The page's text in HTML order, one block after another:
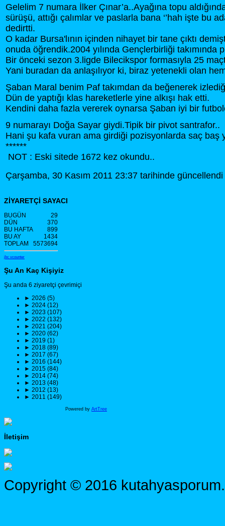
Gelelim 7 numara İlker Çınar’a..Ayağına topu
sürüşü, attığı çalımlar ve paslarla bana ‘’hah işte bu
dedirtti.
O kadar Bursa'lının içinden nihayet bir tane çıktı
onuda öğrendik.2004 yılında Gençlerbirliği takımında
Bir önceki sezon 3.ligde Bilecikspor formasıyla 25
Yani buradan da anlaşılıyor ki, biraz yetenekli olan
Şaban Maral benim Paf takımdan da beğenerek
Dün de yaptığı klas hareketlerle yine alkışı hak etti.
Kendini daha fazla vererek oynarsa Şaban iyi bir
9 numarayı Doğa Sayar giydi.Tipik bir pivot santrafor..
Hani şu kafa vuran ama girdiği pozisyonlarda saç baş
******
NOT : Eski sitede 1672 kez okundu..
Çarşamba, 30 Kasım 2011 23:37 tarihinde güncellendi
ZİYARETÇİ SAYACI
BUGÜN
29
DÜN
370
BU HAFTA
899
BU AY
1434
TOPLAM
5573694
jbc vcounter
Şu An Kaç Kişiyiz
Şu anda 6 ziyaretçi çevrimiçi
► 2026 (5)
► 2024 (12)
► 2023 (107)
► 2022 (132)
► 2021 (204)
► 2020 (62)
► 2019 (1)
► 2018 (89)
► 2017 (67)
► 2016 (144)
► 2015 (84)
► 2014 (74)
► 2013 (48)
► 2012 (13)
► 2011 (149)
Powered by ArtTree
İletişim
Copyright © 2016